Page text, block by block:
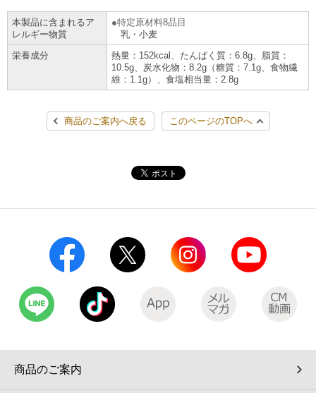
チケット
プリペイドサービス
スポーツ振興くじ
行政サービス
学び・教育
スマホプリペイド
レジでApple Accountにチャージ
オンラインフォトサービス
コインランドリー（店舗限定）
自転車シェアリング（店舗限定）
モバイルバッテリーシェアリング（店舗限定）
モバイルWi-Fiバッテリーシェアリング（店舗限定）
荷物預かりサービス「ecbocloakエクボクローク」（店舗限定）
JTB
国内店舗数
売上高、店舗数推移
セブン‐イレブンの海外事業
データで見るセブン‐イレブン
セブン‐イレブンの「商品力」
セブン-イレブンの横顔
セブン-イレブンの歴史
4VISIONS
サステナビリティニュース
サステナビリティレポート
報告書ライブラリー
English (Corporate)
English (Services)
简体中文(服务)
한국어(서비스)
本製品に含まれるア
レルギー物質
特定原材料8品目
乳・小麦
栄養成分
熱量：152kcal、たんぱく質：6.8g、脂質：
10.5g、炭水化物：8.2g（糖質：7.1g、食物繊
維：1.1g）、食塩相当量：2.8g
商品のご案内へ戻る このページのTOPへ
商品のご案内